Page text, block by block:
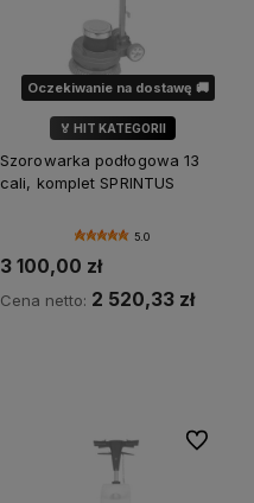
Oczekiwanie na dostawę 🚚
🏅 HIT KATEGORII
🌿 MARKA SOFT
Szorowarka podłogowa 13
cali, komplet SPRINTUS
5.0
3 100,00 zł
Cena netto: 2 520,33 zł
Do